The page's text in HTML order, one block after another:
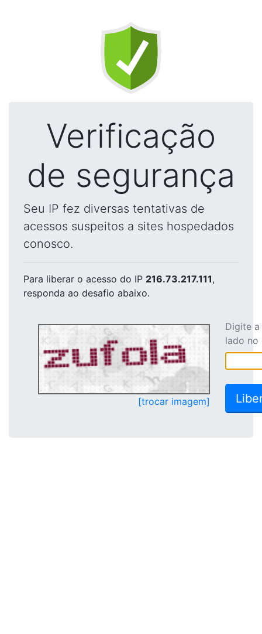
Verificação
de segurança
Seu IP fez diversas tentativas de
acessos suspeitos a sites hospedados
conosco.
Para liberar o acesso do IP 216.73.217.111,
responda ao desafio abaixo.
[trocar imagem]
Digite
lado no